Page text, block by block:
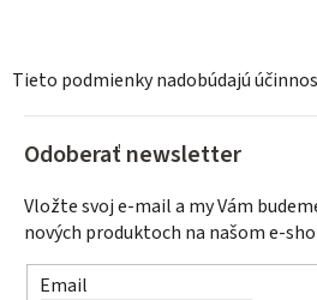
Tieto podmienky nadobúdajú
Odoberať newsletter
Vložte svoj e-mail a my Vám
nových produktoch na našom e-
Email